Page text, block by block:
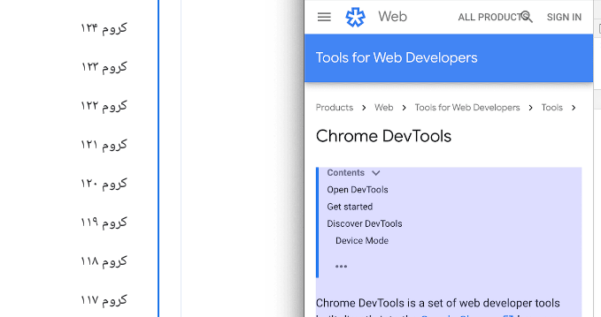
کروم ۱۲۴
کروم ۱۲۳
کروم ۱۲۲
کروم ۱۲۱
کروم ۱۲۰
کروم ۱۱۹
کروم ۱۱۸
کروم ۱۱۷